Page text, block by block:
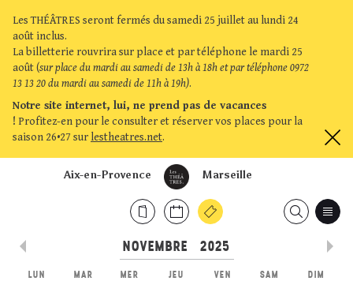
Les THÉÂTRES seront fermés du samedi 25 juillet au lundi 24
août inclus.
La billetterie rouvrira sur place et par téléphone le mardi 25
août (sur place du mardi au samedi de 13h à 18h et par téléphone 0972
13 13 20 du mardi au samedi de 11h à 19h).
Notre site internet, lui, ne prend pas de vacances
! Profitez-en pour le consulter et réserver vos places pour la
saison 26•27 sur lestheatres.net.
Marseille
Aix-en-Provence
LUN MAR MER JEU VEN SAM DIM